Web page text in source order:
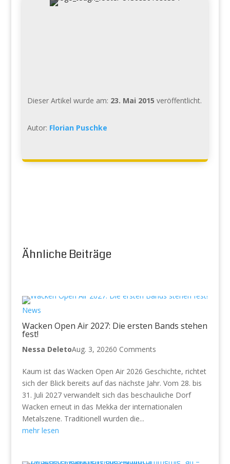
Dieser Artikel wurde am: 23. Mai 2015 veröffentlicht.
Autor: Florian Puschke
Ähnliche Beiträge
News
Wacken Open Air 2027: Die ersten Bands stehen
fest!
Nessa DeletoAug. 3, 20260 Comments
Kaum ist das Wacken Open Air 2026 Geschichte, richtet
sich der Blick bereits auf das nächste Jahr. Vom 28. bis
31. Juli 2027 verwandelt sich das beschauliche Dorf
Wacken erneut in das Mekka der internationalen
Metalszene. Traditionell wurden die...
mehr lesen